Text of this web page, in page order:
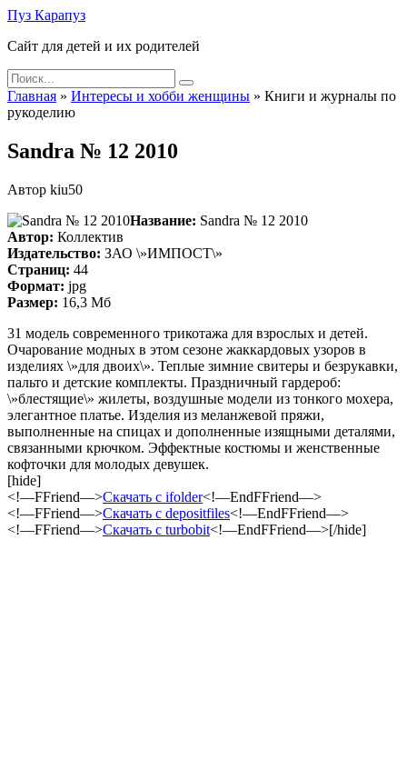
Skip
content
Пуз Карапуз
Сайт для детей и их родителей
Search
for:
Главная » Интересы и хобби женщины » Книги и журналы по
рукоделию
Sandra № 12 2010
Автор kiu50
Название: Sandra № 12 2010
Автор: Коллектив
Издательство: ЗАО \»ИМПОСТ\»
Страниц: 44
Формат: jpg
Размер: 16,3 Мб
31 модель современного трикотажа для взрослых и детей.
Очарование модных в этом сезоне жаккардовых узоров в
изделиях \»для двоих\». Теплые зимние свитеры и безрукавки,
пальто и детские комплекты. Праздничный гардероб:
\»блестящие\» жилеты, воздушные модели из тонкого мохера,
элегантное платье. Изделия из меланжевой пряжи,
выполненные на спицах и дополненные изящными деталями,
связанными крючком. Эффектные костюмы и женственные
кофточки для молодых девушек.
[hide]
<!—FFriend—>Скачать с ifolder<!—EndFFriend—>
<!—FFriend—>Скачать с depositfiles<!—EndFFriend—>
<!—FFriend—>Скачать с turbobit<!—EndFFriend—>[/hide]